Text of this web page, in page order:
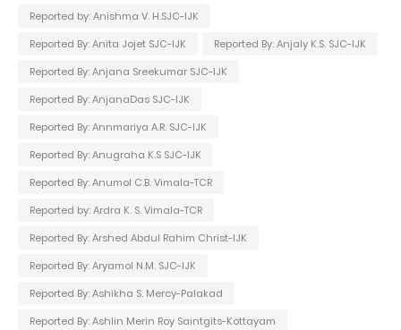
Reported by: Anishma V. H.SJC-IJK
Reported By: Anita Jojet SJC-IJK
Reported By: Anjaly K.S. SJC-IJK
Reported By: Anjana Sreekumar SJC-IJK
Reported By: AnjanaDas SJC-IJK
Reported By: Annmariya A.R. SJC-IJK
Reported By: Anugraha K.S SJC-IJK
Reported By: Anumol C.B. Vimala-TCR
Reported by: Ardra K. S. Vimala-TCR
Reported By: Arshed Abdul Rahim Christ-IJK
Reported By: Aryamol N.M. SJC-IJK
Reported By: Ashikha S. Mercy-Palakad
Reported By: Ashlin Merin Roy Saintgits-Kottayam